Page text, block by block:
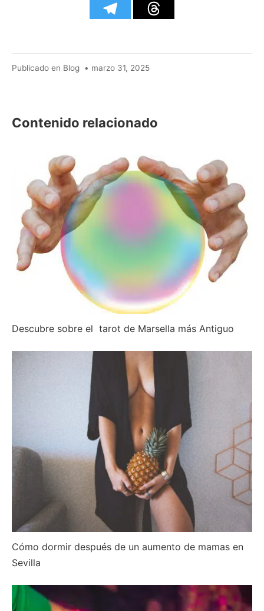
Publicado en Blog • marzo 31, 2025marzo
Contenido relacionado
Descubre sobre el tarot de Marsella más Antiguo
Cómo dormir después de un aumento de mamas en
Sevilla